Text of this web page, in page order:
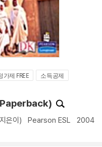
가제 FREE
소득공제
은이) Pearson ESL 2004